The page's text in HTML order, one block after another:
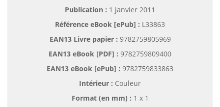
Publication : 1 janvier 2011
Référence eBook [ePub] : L33863
EAN13 Livre papier : 9782759805969
EAN13 eBook [PDF] : 9782759809400
EAN13 eBook [ePub] : 9782759833863
Intérieur : Couleur
Format (en mm) : 1 x 1